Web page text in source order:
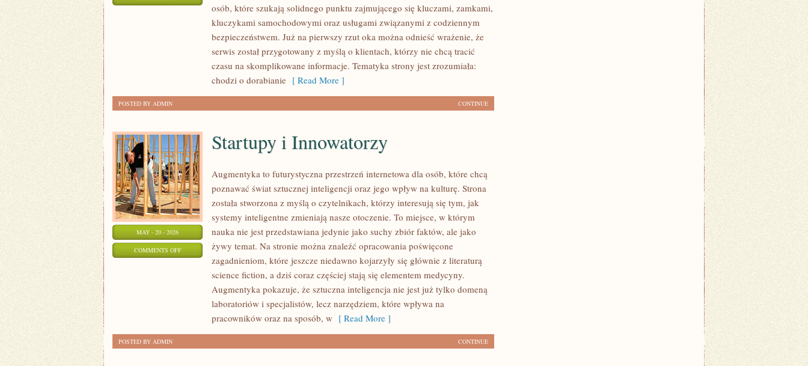
UBEZPIECZENIA
AUTOCASCO
osób, które szukają solidnego punktu zajmującego się kluczami, zamkami,
kluczykami samochodowymi oraz usługami związanymi z codziennym
bezpieczeństwem. Już na pierwszy rzut oka można odnieść wrażenie, że
serwis został przygotowany z myślą o klientach, którzy nie chcą tracić
czasu na skomplikowane informacje. Tematyka strony jest zrozumiała:
chodzi o dorabianie [ Read More ]
CONTINUE
POSTED BY ADMIN
MAY - 20 - 2026
COMMENTS OFFON
INNOWATORZY
Startupy i Innowatorzy
Augmentyka to futurystyczna przestrzeń internetowa dla osób, które chcą
poznawać świat sztucznej inteligencji oraz jego wpływ na kulturę. Strona
została stworzona z myślą o czytelnikach, którzy interesują się tym, jak
systemy inteligentne zmieniają nasze otoczenie. To miejsce, w którym
nauka nie jest przedstawiana jedynie jako suchy zbiór faktów, ale jako
żywy temat. Na stronie można znaleźć opracowania poświęcone
zagadnieniom, które jeszcze niedawno kojarzyły się głównie z literaturą
science fiction, a dziś coraz częściej stają się elementem medycyny.
Augmentyka pokazuje, że sztuczna inteligencja nie jest już tylko domeną
laboratoriów i specjalistów, lecz narzędziem, które wpływa na
pracowników oraz na sposób, w [ Read More ]
CONTINUE
POSTED BY ADMIN